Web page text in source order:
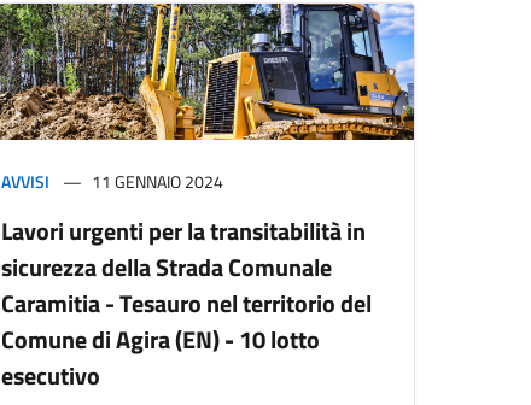
AVVISI 11 GENNAIO 2024
Lavori urgenti per la transitabilità in
sicurezza della Strada Comunale
Caramitia - Tesauro nel territorio del
Comune di Agira (EN) - 10 lotto
esecutivo